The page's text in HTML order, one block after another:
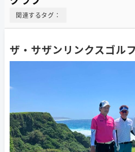
関連するタグ：
ザ・サザンリンクスゴル